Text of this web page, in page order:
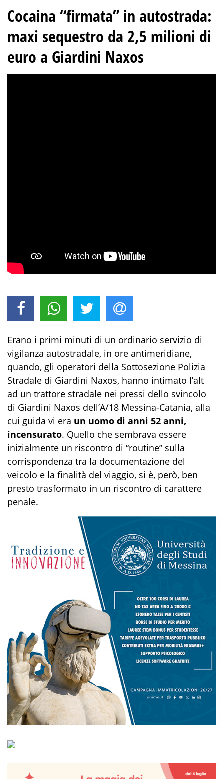
Cocaina “firmata” in autostrada:
maxi sequestro da 2,5 milioni di
euro a Giardini Naxos
Erano i primi minuti di un ordinario servizio di
vigilanza autostradale, in ore antimeridiane,
quando, gli operatori della Sottosezione Polizia
Stradale di Giardini Naxos, hanno intimato l’alt
ad un trattore stradale nei pressi dello svincolo
di Giardini Naxos dell’A/18 Messina-Catania, alla
cui guida vi era un uomo di anni 52 anni,
incensurato. Quello che sembrava essere
inizialmente un riscontro di “routine” sulla
corrispondenza tra la documentazione del
veicolo e la finalità del viaggio, si è, però, ben
presto trasformato in un riscontro di carattere
penale.